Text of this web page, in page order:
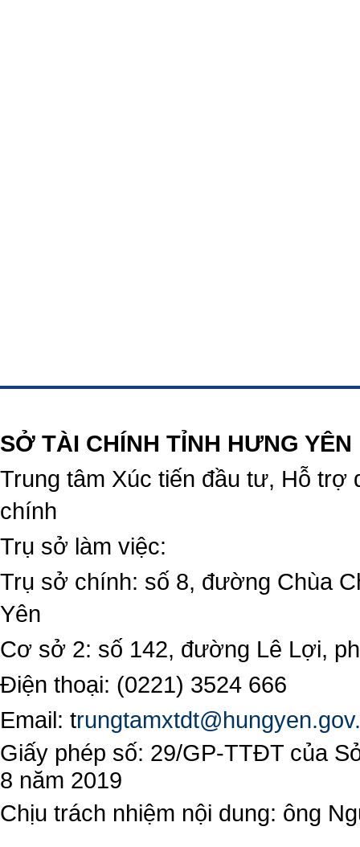
SỞ TÀI CHÍNH TỈNH HƯNG YÊN
Trung tâm Xúc tiến đầu tư, Hỗ trợ
chính
Trụ sở làm việc:
Trụ sở chính: số 8, đường Chùa
Yên
Cơ sở 2: số 142, đường Lê Lợi,
Điện thoại: (0221) 3524 666
Email: t
Giấy phép số: 29/GP-TTĐT của
8 năm 2019
Chịu trách nhiệm nội dung: ông